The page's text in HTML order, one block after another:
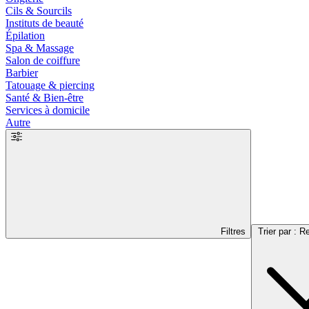
Cils & Sourcils
Instituts de beauté
Épilation
Spa & Massage
Salon de coiffure
Barbier
Tatouage & piercing
Santé & Bien-être
Services à domicile
Autre
Filtres